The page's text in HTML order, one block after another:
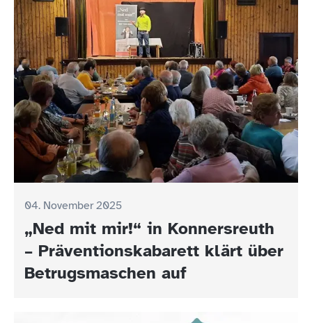
04. November 2025
„Ned mit mir!“ in Konnersreuth
– Präventionskabarett klärt über
Betrugsmaschen auf